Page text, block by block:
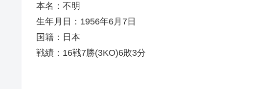
本名：不明
生年月日：1956年6月7日
国籍：日本
戦績：16戦7勝(3KO)6敗3分